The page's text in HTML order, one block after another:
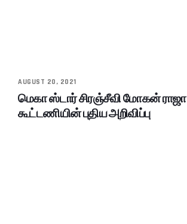
AUGUST 20, 2021
மெகா ஸ்டார் சிரஞ்சீவி மோகன் ராஜா
கூட்டணியின் புதிய அறிவிப்பு